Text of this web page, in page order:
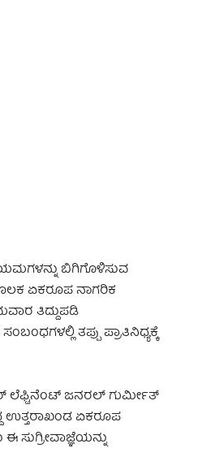
ಬಿಗಿಗೊಳಿಸುವ
ಏಕರೂಪ ನಾಗರಿಕ
ತಿದ್ದುಪಡಿ
ತಪ್ಪು ಪ್ರಾತಿನಿಧ್ಯಕ್ಕೆ
ಲೆಫ್ಟಿನೆಂಟ್ ಜನರಲ್ ಗುರ್ಮೀತ್
ಉತ್ತರಾಖಂಡ ಏಕರೂಪ
ಸುಗ್ರೀವಾಜ್ಞೆಯನ್ನು